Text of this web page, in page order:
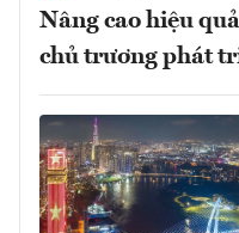
Nâng cao hiệu
chủ trương phát